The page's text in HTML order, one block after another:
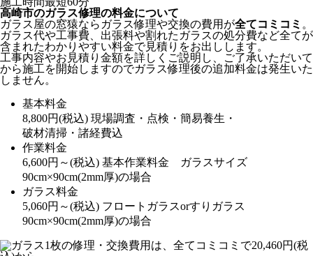
高崎市のガラス修理の料金について
ガラス屋の窓猿ならガラス修理や交換の費用が全てコミコミ 。
ガラス代や工事費、出張料や割れたガラスの処分費など全てが
含まれたわかりやすい料金で見積りをお出しします。
工事内容やお見積り金額を詳しくご説明し、ご了承いただいて
から施工を開始しますのでガラス修理後の追加料金は発生いた
しません。
基本料金
8,800円(税込) 現場調査・点検・簡易養生・
破材清掃・諸経費込
作業料金
6,600円～(税込) 基本作業料金 ガラスサイズ
90cm×90cm(2mm厚)の場合
ガラス料金
5,060円～(税込) フロートガラスorすりガラス
90cm×90cm(2mm厚)の場合